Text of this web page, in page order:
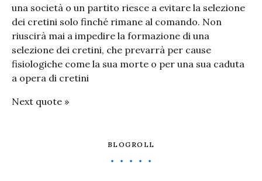
una società o un partito riesce a evitare la selezione
dei cretini solo finché rimane al comando. Non
riuscirà mai a impedire la formazione di una
selezione dei cretini, che prevarrà per cause
fisiologiche come la sua morte o per una sua caduta
a opera di cretini
Next quote »
BLOGROLL